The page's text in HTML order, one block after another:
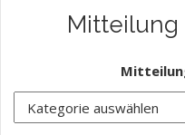
Mitteilung